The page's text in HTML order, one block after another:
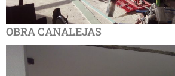
OBRA CANALEJAS